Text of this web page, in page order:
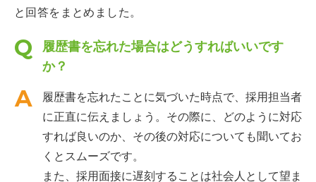
と回答をまとめました。
履歴書を忘れた場合はどうすればいいです
か？
履歴書を忘れたことに気づいた時点で、採用担当者
に正直に伝えましょう。その際に、どのように対応
すれば良いのか、その後の対応についても聞いてお
くとスムーズです。
また、採用面接に遅刻することは社会人として望ま